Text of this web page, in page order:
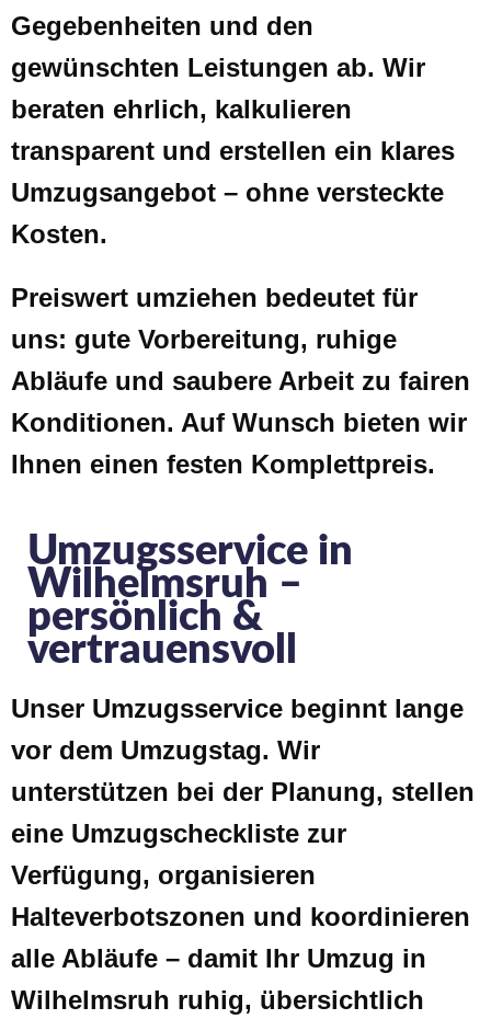
Gegebenheiten und den
gewünschten Leistungen ab. Wir
beraten ehrlich, kalkulieren
transparent und erstellen ein klares
Umzugsangebot – ohne versteckte
Kosten.
Preiswert umziehen bedeutet für
uns: gute Vorbereitung, ruhige
Abläufe und saubere Arbeit zu fairen
Konditionen. Auf Wunsch bieten wir
Ihnen einen festen Komplettpreis.
Umzugsservice in
Wilhelmsruh –
persönlich &
vertrauensvoll
Unser Umzugsservice beginnt lange
vor dem Umzugstag. Wir
unterstützen bei der Planung, stellen
eine Umzugscheckliste zur
Verfügung, organisieren
Halteverbotszonen und koordinieren
alle Abläufe – damit Ihr Umzug in
Wilhelmsruh ruhig, übersichtlich